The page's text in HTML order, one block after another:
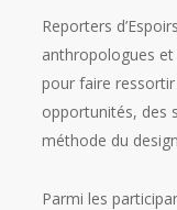
Reporters
anthropologues
pour faire
opportunités, des
méthode du
Parmi les